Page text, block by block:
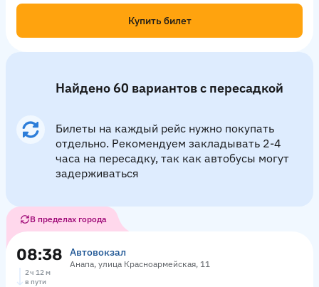
Купить билет
Найдено 60 вариантов с пересадкой
Билеты на каждый рейс нужно покупать
отдельно. Рекомендуем закладывать 2-4
часа на пересадку, так как автобусы могут
задерживаться
В пределах города
08:38 Автовокзал
Анапа, улица Красноармейская, 11
2 ч 12 м
в пути